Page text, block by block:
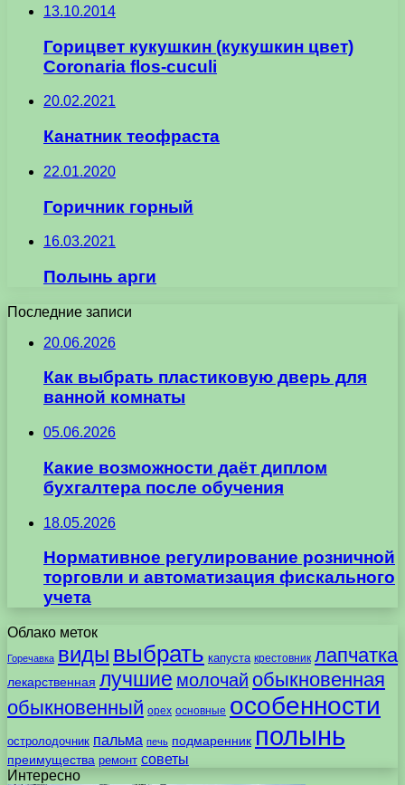
13.10.2014
Горицвет кукушкин (кукушкин цвет)
Coronaria flos-cuculi
20.02.2021
Канатник теофраста
22.01.2020
Горичник горный
16.03.2021
Полынь арги
Последние записи
20.06.2026
Как выбрать пластиковую дверь для
ванной комнаты
05.06.2026
Какие возможности даёт диплом
бухгалтера после обучения
18.05.2026
Нормативное регулирование розничной
торговли и автоматизация фискального
учета
Облако меток
Горечавка виды выбрать капуста крестовник лапчатка
лекарственная лучшие молочай обыкновенная
обыкновенный орех основные особенности
остролодочник пальма печь подмаренник полынь
преимущества ремонт советы
Интересно